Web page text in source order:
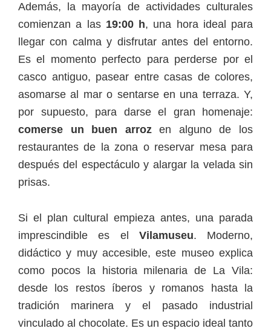
Además, la mayoría de actividades culturales
comienzan a las 19:00 h, una hora ideal para
llegar con calma y disfrutar antes del entorno.
Es el momento perfecto para perderse por el
casco antiguo, pasear entre casas de colores,
asomarse al mar o sentarse en una terraza. Y,
por supuesto, para darse el gran homenaje:
comerse un buen arrozen alguno de los
restaurantes de la zona o reservar mesa para
después del espectáculo y alargar la velada sin
prisas.
Si el plan cultural empieza antes, una parada
imprescindible es el Vilamuseu. Moderno,
didáctico y muy accesible, este museo explica
como pocos la historia milenaria de La Vila:
desde los restos íberos y romanos hasta la
tradición marinera y el pasado industrial
vinculado al chocolate. Es un espacio ideal tanto